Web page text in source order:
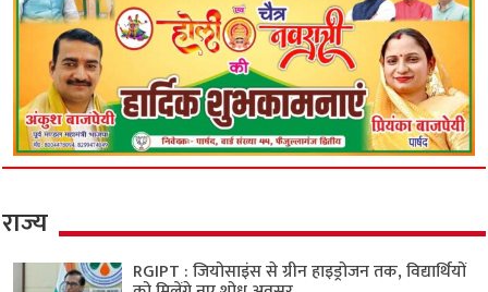
राज्य
RGIPT : जियोसाइंस से ग्रीन हाइड्रोजन तक, विद्यार्थियों